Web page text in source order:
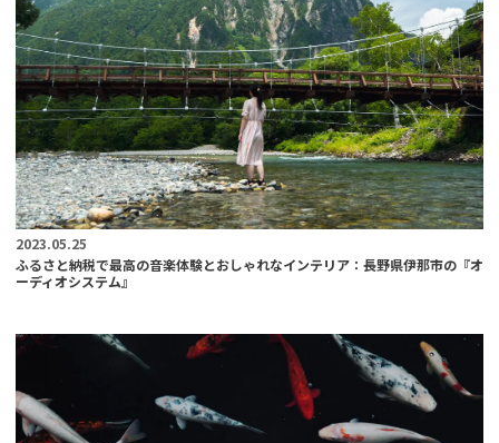
2023.05.25
ふるさと納税で最高の音楽体験とおしゃれなインテリア：長野県伊那市の『オ
ーディオシステム』